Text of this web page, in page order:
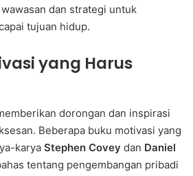
dan strategi untuk
tujuan hidup.
yang Harus
dorongan dan inspirasi
Beberapa buku motivasi yang
karya Stephen Covey dan Daniel
tentang pengembangan pribadi